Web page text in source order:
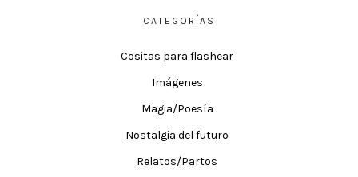
CATEGORÍAS
Cositas para flashear
Imágenes
Magia/Poesía
Nostalgia del futuro
Relatos/Partos